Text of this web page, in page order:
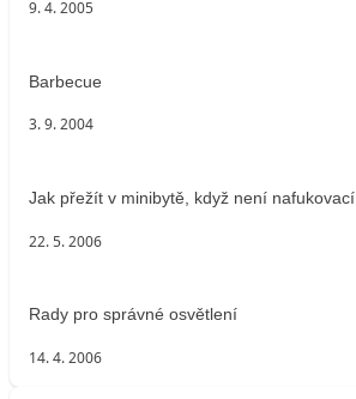
9. 4. 2005
Barbecue
3. 9. 2004
Jak přežít v minibytě, když není nafukovací
22. 5. 2006
Rady pro správné osvětlení
14. 4. 2006